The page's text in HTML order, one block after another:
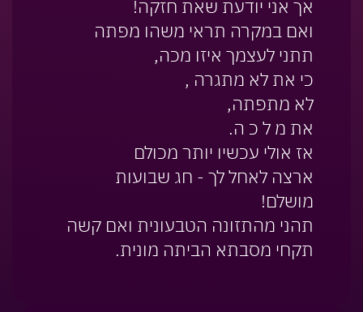
אך אני יודעת שאת חזקה!
ואם במקרה תראי משהו מפתה
תתני לעצמך איזו מכה,
כי את לא מתגרה ,
לא מתפתה,
את מ ל כ ה.
אז אולי עכשיו יותר מכולם
ארצה לאחל לך - חג שבועות
מושלם!
תהני מהתזונה הטבעונית ואם קשה
תקחי מסבתא הביתה מונית.